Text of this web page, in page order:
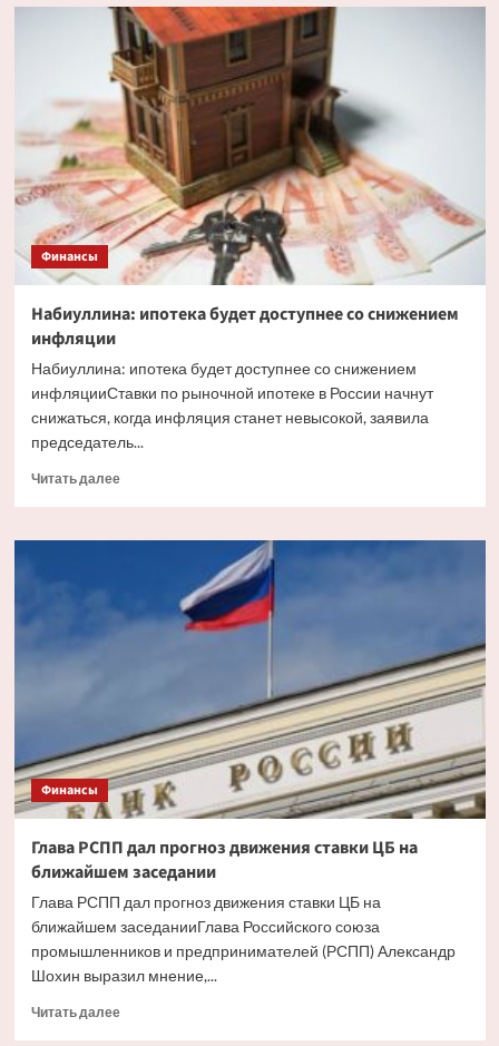
Глава
ЦБ
назвала
факторы,
влияющие
на
курс
рубля
Финансы
Набиуллина: ипотека будет доступнее со снижением
инфляции
Набиуллина: ипотека будет доступнее со снижением
инфляцииСтавки по рыночной ипотеке в России начнут
снижаться, когда инфляция станет невысокой, заявила
председатель...
Читать далееПрочитать
Набиуллина:
доступнее
со
Финансы
Глава РСПП дал прогноз движения ставки ЦБ на
ближайшем заседании
Глава РСПП дал прогноз движения ставки ЦБ на
ближайшем заседанииГлава Российского союза
промышленников и предпринимателей (РСПП) Александр
Шохин выразил мнение,...
Читать далееПрочитать